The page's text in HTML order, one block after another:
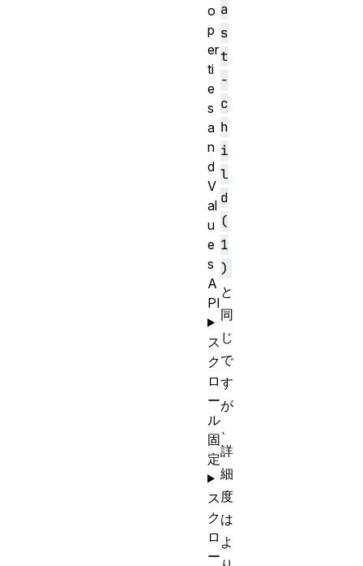
a
s
t
-
c
h
i
l
d
(
1
)
と
同
じ
で
す
が
、
詳
細
度
は
よ
o
p
er
ti
e
s
a
n
d
V
al
u
e
s
A
PI
ス
ク
ロ
ー
ル
固
定
ス
ク
ロ
ー